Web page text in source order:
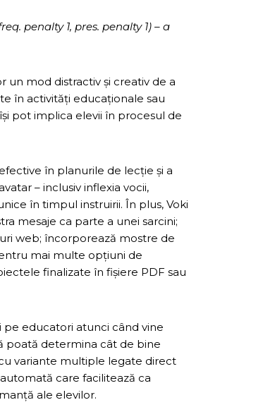
penalty 1, pres. penalty 1) – a
un mod distractiv și creativ de a
în activități educaționale sau
pot implica elevii în procesul de
în planurile de lecție și a
– inclusiv inflexia vocii,
în timpul instruirii. În plus, Voki
mesaje ca parte a unei sarcini;
web; încorporează mostre de
mai multe opțiuni de
finalizate în fișiere PDF sau
pe educatori atunci când vine
poată determina cât de bine
variante multiple legate direct
care facilitează ca
ale elevilor.